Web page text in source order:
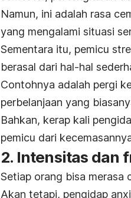
Namun, ini adalah rasa
yang mengalami situasi
Sementara itu, pemicu
berasal dari hal-hal
Contohnya adalah pergi
perbelanjaan yang
Bahkan, kerap kali
pemicu dari
2. Intensitas dan
Setiap orang bisa merasa
Akan tetapi, pengidap